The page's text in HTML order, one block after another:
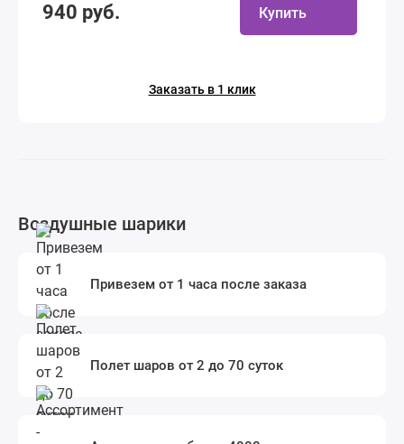
940 руб. Купить
Заказать в 1 клик
Воздушные шарики
Привезем от 1 часа после заказа
Полет шаров от 2 до 70 суток